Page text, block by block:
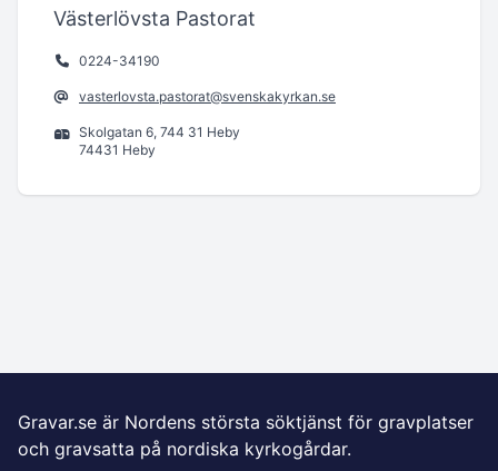
Västerlövsta Pastorat
0224-34190
vasterlovsta.pastorat@svenskakyrkan.se
Skolgatan 6, 744 31 Heby
74431 Heby
Gravar.se är Nordens största söktjänst för gravplatser
och gravsatta på nordiska kyrkogårdar.